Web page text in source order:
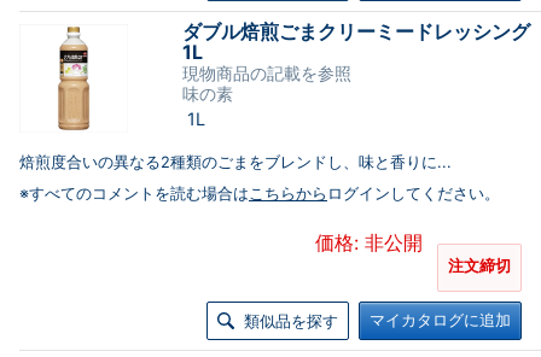
ダブル焙煎ごまクリーミードレッシング
1L
現物商品の記載を参照
味の素
1L
焙煎度合いの異なる2種類のごまをブレンドし、味と香りに...
※すべてのコメントを読む場合はこちらから ログインしてください。
価格: 非公開
注文締切
類似品を探す マイカタログに追加